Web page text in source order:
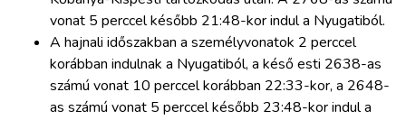
vonat 5 perccel később 21:48-kor indul a Nyugatiból.
A hajnali időszakban a személyvonatok 2 perccel
korábban indulnak a Nyugatiból, a késő esti 2638-as
számú vonat 10 perccel korábban 22:33-kor, a 2648-
as számú vonat 5 perccel később 23:48-kor indul a